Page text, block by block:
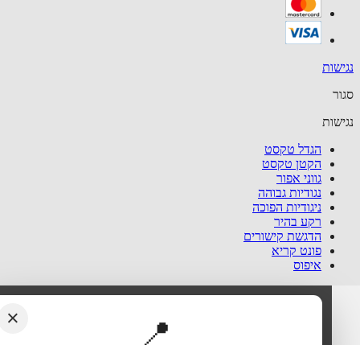
הגדל טקסט
הקטן טקסט
גווני אפור
נגודיות גבוהה
ניגודיות הפוכה
רקע בהיר
הדגשת קישורים
פונט קריא
איפוס
📍